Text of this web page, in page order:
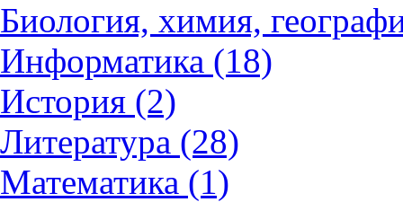
Биология, химия,
Информатика (18)
История (2)
Литература (28)
Математика (1)